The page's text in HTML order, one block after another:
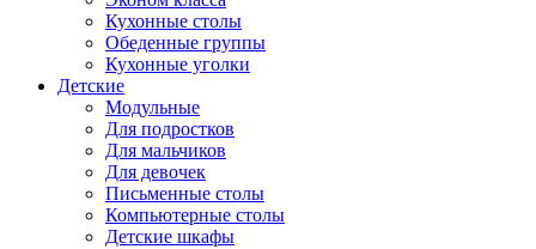
Кухонные столы
Обеденные группы
Кухонные уголки
Детские
Модульные
Для подростков
Для мальчиков
Для девочек
Письменные столы
Компьютерные столы
Детские шкафы